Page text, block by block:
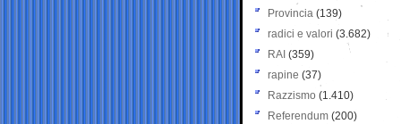
Provincia (139)
radici e valori (3.682)
RAI (359)
rapine (37)
Razzismo (1.410)
Referendum (200)